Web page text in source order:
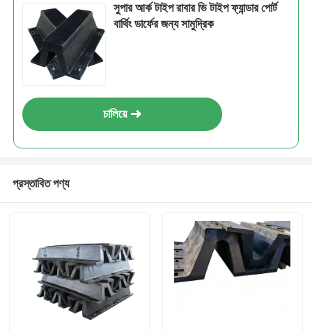
সুপার আর্ক টাইপ রাবার ভি টাইপ ফ্যান্ডার পোর্ট
বার্থিং ডার্ফের জন্য সামুদ্রিক
চালিয়ে
প্রস্তাবিত পণ্য